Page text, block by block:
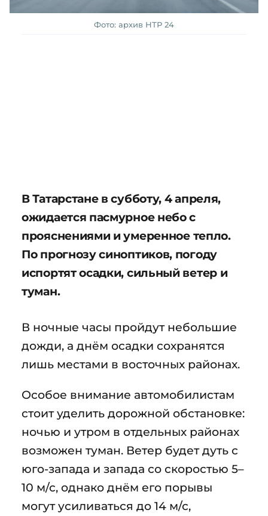
Фото: архив НТР 24
В Татарстане в субботу, 4 апреля,
ожидается пасмурное небо с
прояснениями и умеренное тепло.
По прогнозу синоптиков, погоду
испортят осадки, сильный ветер и
туман.
В ночные часы пройдут небольшие
дожди, а днём осадки сохранятся
лишь местами в восточных районах.
Особое внимание автомобилистам
стоит уделить дорожной обстановке:
ночью и утром в отдельных районах
возможен туман. Ветер будет дуть с
юго-запада и запада со скоростью 5–
10 м/с, однако днём его порывы
могут усиливаться до 14 м/с,